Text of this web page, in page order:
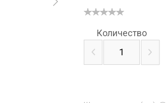
Количество